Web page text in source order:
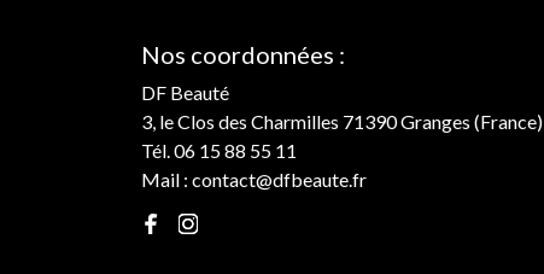
Nos coordonnées :
DF Beauté
3, le Clos des Charmilles 71390 Granges (France)
Tél. 06 15 88 55 11
Mail : contact@dfbeaute.fr